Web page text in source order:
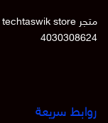
4030308624
روابط سريعة